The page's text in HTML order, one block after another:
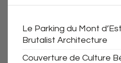
Le Parking du Mont
Brutalist Architecture
Couverture de Culture